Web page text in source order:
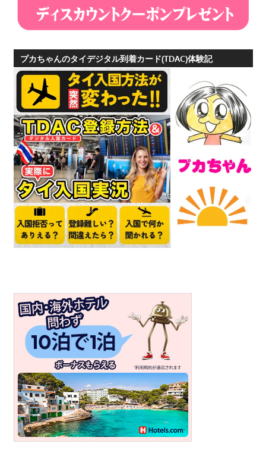
プカちゃんのタイデジタル到着カード(TDAC)体験記